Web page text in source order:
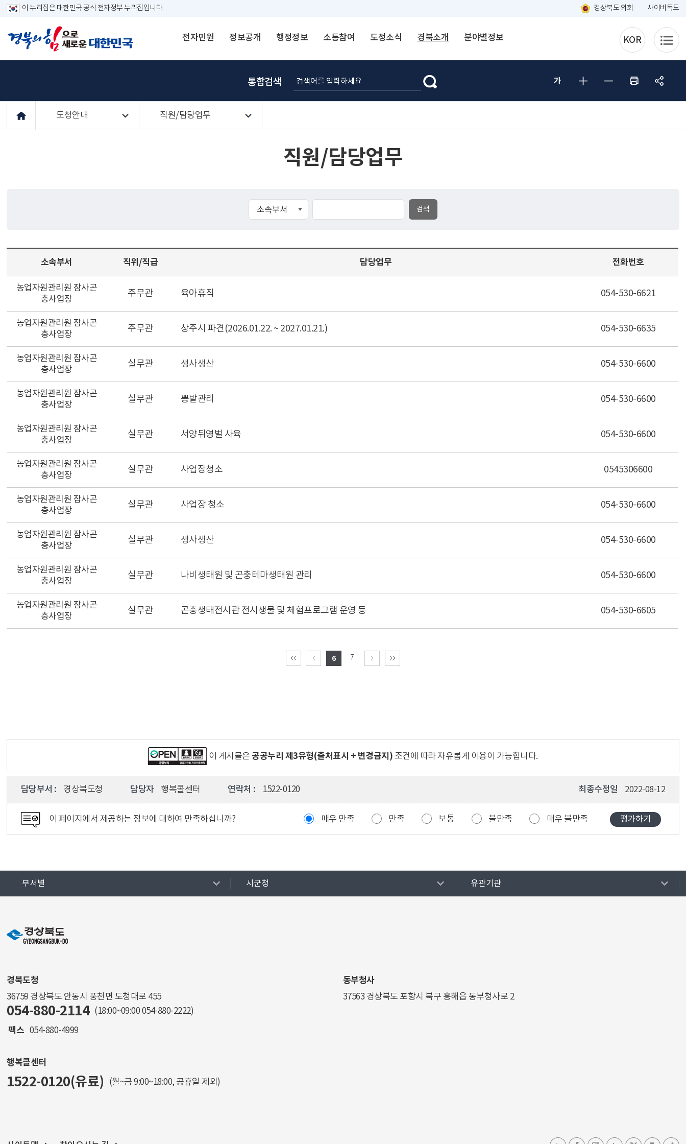
이 누리집은 대한민국 공식 전자정부 누리집입니다. 경상북도 의회 사이버독도
전자민원 정보공개 행정정보 소통참여 도정소식 경북소개 분야별정보 KOR
통합검색
도청안내 직원/담당업무
직원/담당업무
소속부서 직위/직급 담당업무 전화번호
농업자원관리원 잠사곤
충사업장
주무관 육아휴직 054-530-6621
농업자원관리원 잠사곤
충사업장
주무관 상주시 파견(2026.01.22. ~ 2027.01.21.) 054-530-6635
농업자원관리원 잠사곤
충사업장
실무관 생사생산 054-530-6600
농업자원관리원 잠사곤
충사업장
실무관 뽕밭관리 054-530-6600
농업자원관리원 잠사곤
충사업장
실무관 서양뒤영벌 사육 054-530-6600
농업자원관리원 잠사곤
충사업장
실무관 사업장청소 0545306600
농업자원관리원 잠사곤
충사업장
실무관 사업장 청소 054-530-6600
농업자원관리원 잠사곤
충사업장
실무관 생사생산 054-530-6600
농업자원관리원 잠사곤
충사업장
실무관 나비생태원 및 곤충테마생태원 관리 054-530-6600
농업자원관리원 잠사곤
충사업장
실무관 곤충생태전시관 전시생물 및 체험프로그램 운영 등 054-530-6605
6 7
이 게시물은 공공누리 제3유형(출처표시 + 변경금지) 조건에 따라 자유롭게 이용이 가능합니다.
담당부서 : 경상북도청 담당자 행복콜센터 연락처 : 1522-0120 최종수정일 2022-08-12
이 페이지에서 제공하는 정보에 대하여 만족하십니까? 매우 만족 만족 보통 불만족 매우 불만족
부서별 시군청 유관기관
경북도청
36759 경상북도 안동시 풍천면 도청대로 455
054-880-2114 (18:00~09:00 054-880-2222)
팩스 054-880-4999
동부청사
37563 경상북도 포항시 북구 흥해읍 동부청사로 2
행복콜센터
1522-0120(유료) (월~금 9:00~18:00, 공휴일 제외)